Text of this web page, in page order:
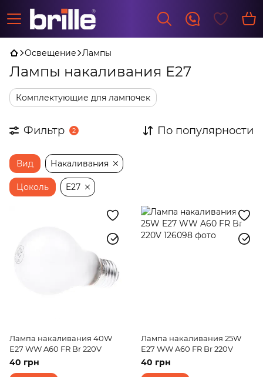
Освещение Лампы
Лампы накаливания Е27
Комплектующие для лампочек
Фильтр 2 По популярности
Вид Накаливания
Цоколь E27
Лампа накаливания 40W
E27 WW A60 FR Br 220V
40 грн
Лампа накаливания 25W
E27 WW A60 FR Br 220V
40 грн